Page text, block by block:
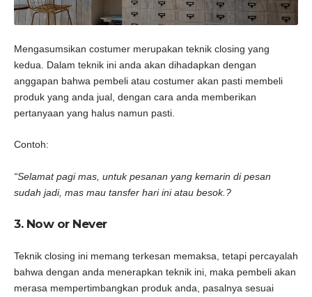
Mengasumsikan costumer merupakan teknik closing yang
kedua. Dalam teknik ini anda akan dihadapkan dengan
anggapan bahwa pembeli atau costumer akan pasti membeli
produk yang anda jual, dengan cara anda memberikan
pertanyaan yang halus namun pasti.
Contoh:
“Selamat pagi mas, untuk pesanan yang kemarin di pesan
sudah jadi, mas mau tansfer hari ini atau besok.?
3. Now or Never
Teknik closing ini memang terkesan memaksa, tetapi percayalah
bahwa dengan anda menerapkan teknik ini, maka pembeli akan
merasa mempertimbangkan produk anda, pasalnya sesuai